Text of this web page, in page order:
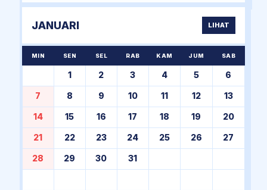
JANUARI LIHAT
MIN SEN SEL RAB KAM JUM SAB
1 2 3 4 5 6
7 8 9 10 11 12 13
14 15 16 17 18 19 20
21 22 23 24 25 26 27
28 29 30 31